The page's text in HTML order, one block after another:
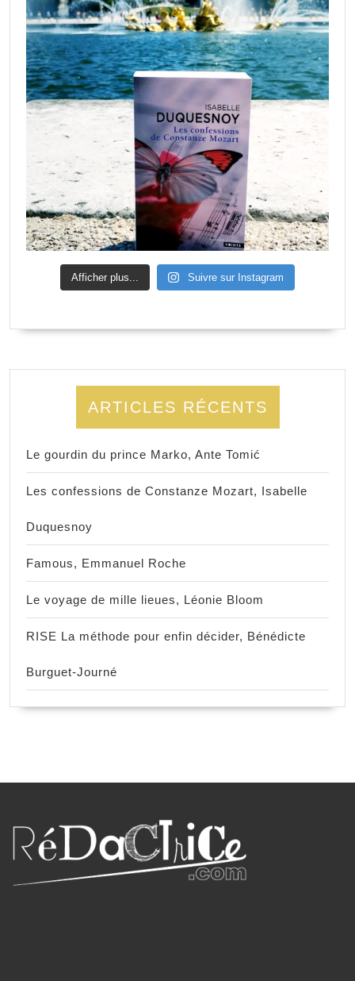
Afficher plus... Suivre sur Instagram
ARTICLES RÉCENTS
Le gourdin du prince Marko, Ante Tomić
Les confessions de Constanze Mozart, Isabelle
Duquesnoy
Famous, Emmanuel Roche
Le voyage de mille lieues, Léonie Bloom
RISE La méthode pour enfin décider, Bénédicte
Burguet-Journé